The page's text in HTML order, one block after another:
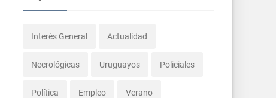
Interés General Actualidad
Necrológicas Uruguayos Policiales
Política Empleo Verano